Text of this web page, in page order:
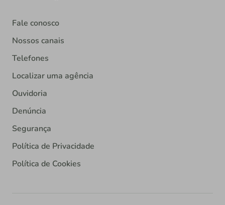
Fale conosco
Nossos canais
Telefones
Localizar uma agência
Ouvidoria
Denúncia
Segurança
Política de Privacidade
Política de Cookies